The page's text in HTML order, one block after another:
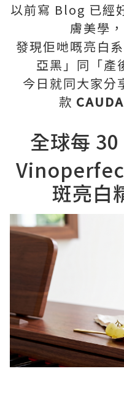
以前寫 Blog 已經
膚美學
發現佢哋嘅亮白
亞黑」同「產
今日就同大家分
款
全球每 30
斑亮白